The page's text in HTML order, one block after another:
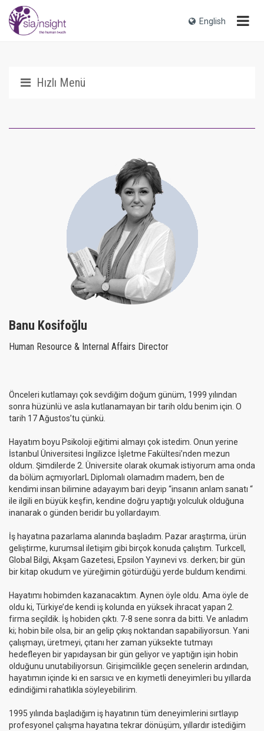
English
Hızlı Menü
Medya ve Basın
Kalite Yönetimi Anlayışımız
Müşterilerimiz
İşbirliklerimiz
Sia Snap
Kariyer
Banu Kosifoğlu
Human Resource & Internal Affairs Director
Önceleri kutlamayı çok sevdiğim doğum günüm, 1999 yılından
sonra hüzünlü ve asla kutlanamayan bir tarih oldu benim için. O
tarih 17 Ağustos’tu çünkü.
Hayatım boyu Psikoloji eğitimi almayı çok istedim. Onun yerine
İstanbul Üniversitesi İngilizce İşletme Fakültesi’nden mezun
oldum. Şimdilerde 2. Üniversite olarak okumak istiyorum ama onda
da bölüm açmıyorlarL Diplomalı olamadım madem, ben de
kendimi insan bilimine adayayım bari deyip “insanın anlam sanatı “
ile ilgili en büyük keşfin, kendine doğru yaptığı yolculuk olduğuna
inanarak o günden beridir bu yollardayım.
İş hayatına pazarlama alanında başladım. Pazar araştırma, ürün
geliştirme, kurumsal iletişim gibi birçok konuda çalıştım. Turkcell,
Global Bilgi, Akşam Gazetesi, Epsilon Yayınevi vs. derken; bir gün
bir kitap okudum ve yüreğimin götürdüğü yerde buldum kendimi.
Hayatımı hobimden kazanacaktım. Aynen öyle oldu. Ama öyle de
oldu ki, Türkiye’de kendi iş kolunda en yüksek ihracat yapan 2.
firma seçildik. İş hobiden çıktı. 7-8 sene sonra da bitti. Ve anladım
ki; hobin bile olsa, bir an gelip çıkış noktandan sapabiliyorsun. Yani
çalışmayı, üretmeyi, çıtanı her zaman yüksekte tutmayı
hedefleyen bir yapıdaysan bir gün geliyor ve yaptığın işin hobin
olduğunu unutabiliyorsun. Girişimcilikle geçen senelerin ardından,
hayatımın içinde ki en sarsıcı ve en kıymetli deneyimleri bu yıllarda
edindiğimi rahatlıkla söyleyebilirim.
1995 yılında başladığım iş hayatının tüm deneyimlerini sırtlayıp
profesyonel çalışma hayatına tekrar dönüşüm, yıllardır istediğim